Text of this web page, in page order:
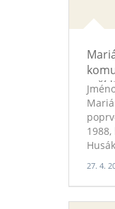
Rudé
bylo
27. 4.